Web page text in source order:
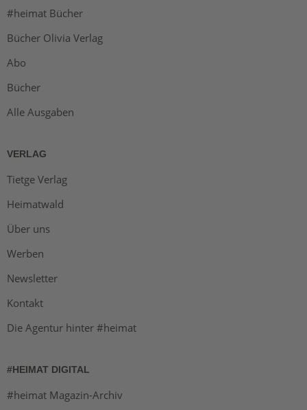
#heimat Bücher
Bücher Olivia Verlag
Abo
Bücher
Alle Ausgaben
VERLAG
Tietge Verlag
Heimatwald
Über uns
Werben
Newsletter
Kontakt
Die Agentur hinter #heimat
#HEIMAT DIGITAL
#heimat Magazin-Archiv